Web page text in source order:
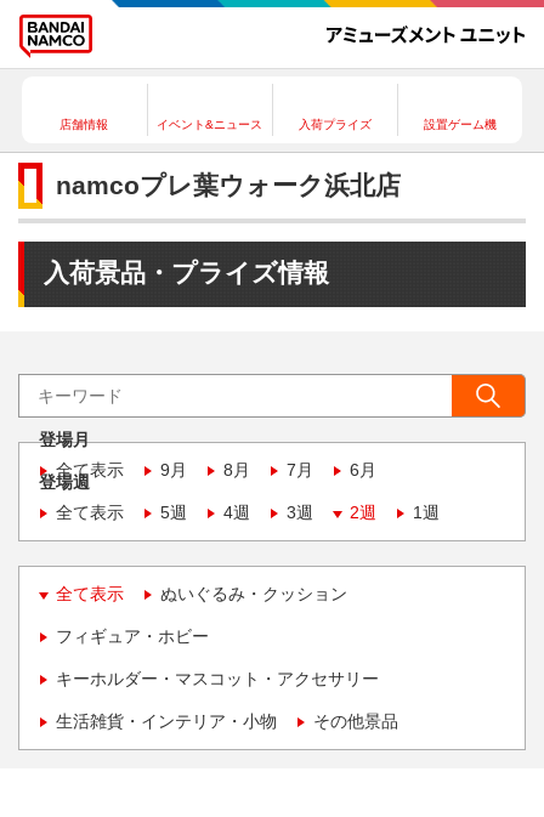
店舗情報 イベント&ニュース 入荷プライズ 設置ゲーム機
namcoプレ葉ウォーク浜北店
入荷景品・プライズ情報
登場月
全て表示
9月 8月 7月 6月
登場週
全て表示
5週 4週 3週 2週 1週
全て表示 ぬいぐるみ・クッション
フィギュア・ホビー
キーホルダー・マスコット・アクセサリー
生活雑貨・インテリア・小物 その他景品